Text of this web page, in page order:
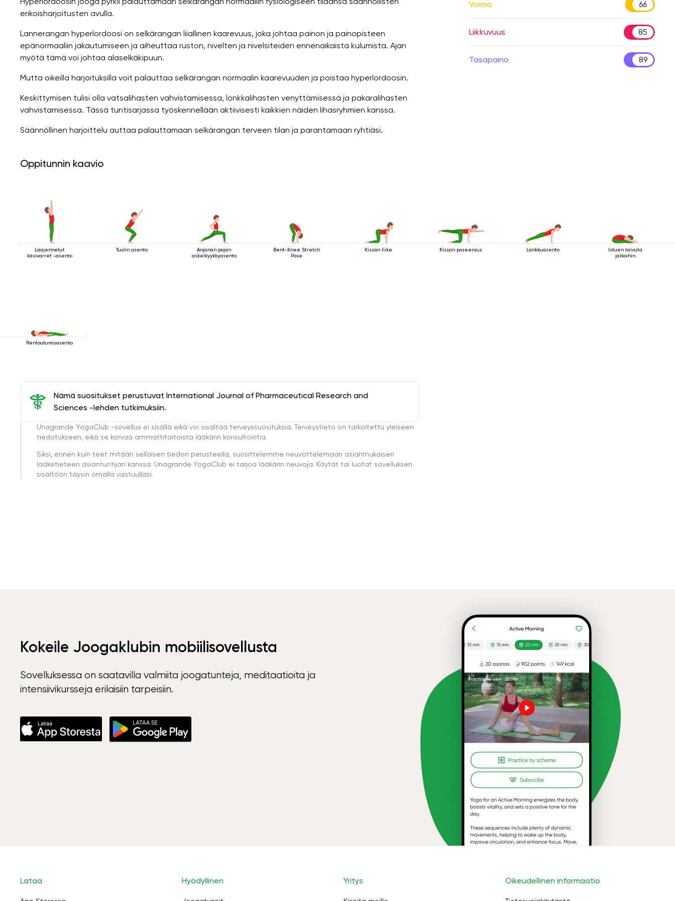
erikoisharjoitusten avulla.
Lannerangan hyperlordoosi on selkärangan liiallinen kaarevuus, joka johtaa painon ja painopisteen
epänormaaliin jakautumiseen ja aiheuttaa ruston, nivelten ja nivelsiteiden ennenaikaista kulumista. Ajan
myötä tämä voi johtaa alaselkäkipuun.
Mutta oikeilla harjoituksilla voit palauttaa selkärangan normaalin kaarevuuden ja poistaa hyperlordoosin.
Keskittymisen tulisi olla vatsalihasten vahvistamisessa, lonkkalihasten venyttämisessä ja pakaralihasten
vahvistamisessa. Tässä tuntisarjassa työskennellään aktiivisesti kaikkien näiden lihasryhmien kanssa.
Säännöllinen harjoittelu auttaa palauttamaan selkärangan terveen tilan ja parantamaan ryhtiäsi.
Voima 66
Liikkuvuus 85
Tasapaino 89
Oppitunnin kaavio
Laajennetut
käsivarret -asento
Tuolin asento
Anjanan pojan
askelkyykkyasento
Bent-Knee Stretch
Pose
Kissan liike Kissan poseeraus Lankkuasento
Istuen taivuta
jalkoihin
Rentoutumisasento
Nämä suositukset perustuvat International Journal of Pharmaceutical Research and
Sciences -lehden tutkimuksiin.
Unagrande YogaClub -sovellus ei sisällä eikä voi sisältää terveyssuosituksia. Terveystieto on tarkoitettu yleiseen
tiedotukseen, eikä se korvaa ammattitaitoista lääkärin konsultointia.
Siksi, ennen kuin teet mitään sellaisen tiedon perusteella, suosittelemme neuvottelemaan asianmukaisen
lääketieteen asiantuntijan kanssa. Unagrande YogaClub ei tarjoa lääkärin neuvoja. Käytät tai luotat sovelluksen
sisältöön täysin omalla vastuullasi.
Kokeile Joogaklubin mobiilisovellusta
Sovelluksessa on saatavilla valmiita joogatunteja, meditaatioita ja
intensiivikursseja erilaisiin tarpeisiin.
Lataa Hyödyllinen Yritys Oikeudellinen informaatio